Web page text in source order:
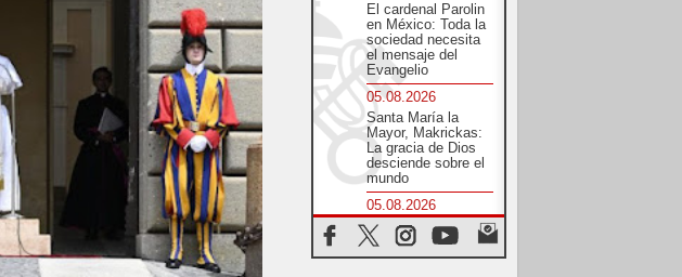
El cardenal Parolin
en México: Toda la
sociedad necesita
el mensaje del
Evangelio
05.08.2026
Santa María la
Mayor, Makrickas:
La gracia de Dios
desciende sobre el
mundo
05.08.2026
Cristianos y
confucianos:
Respeto y sabiduría